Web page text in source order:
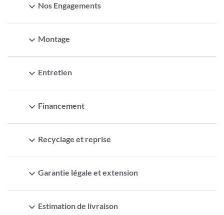
expand_more Nos Engagements
expand_more Montage
expand_more Entretien
expand_more Financement
expand_more Recyclage et reprise
expand_more Garantie légale et extension
expand_more Estimation de livraison